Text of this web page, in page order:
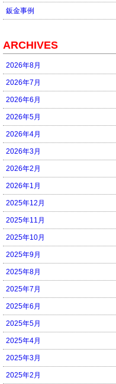
鈑金事例
ARCHIVES
2026年8月
2026年7月
2026年6月
2026年5月
2026年4月
2026年3月
2026年2月
2026年1月
2025年12月
2025年11月
2025年10月
2025年9月
2025年8月
2025年7月
2025年6月
2025年5月
2025年4月
2025年3月
2025年2月